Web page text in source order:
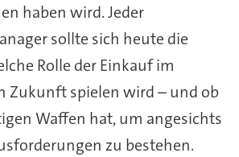
haben wird. Jeder
sollte sich heute die
Rolle der Einkauf im
Zukunft spielen wird – und ob
Waffen hat, um angesichts
zu bestehen.